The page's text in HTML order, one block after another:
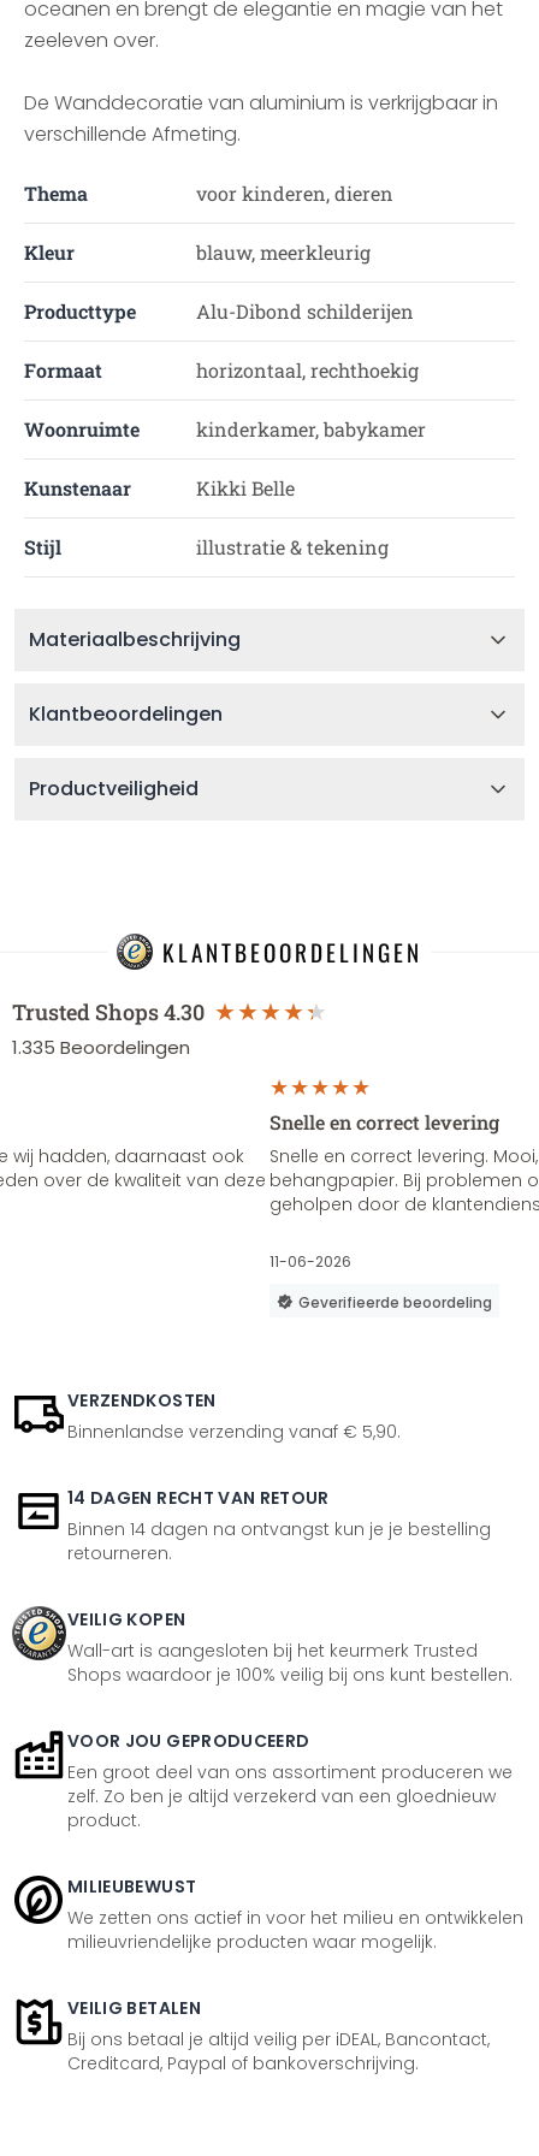
oceanen en brengt de elegantie en magie van het
zeeleven over.
De Wanddecoratie van aluminium is verkrijgbaar in
verschillende Afmeting.
Thema voor kinderen, dieren
Kleur blauw, meerkleurig
Producttype Alu-Dibond schilderijen
Formaat horizontaal, rechthoekig
Woonruimte kinderkamer, babykamer
Kunstenaar Kikki Belle
Stijl illustratie & tekening
Materiaalbeschrijving
Klantbeoordelingen
Productveiligheid
KLANTBEOORDELINGEN
Trusted Shops4.30
1.335 Beoordelingen
wij hadden, daarnaast ook
over de kwaliteit van deze
Snelle en correct levering
Snelle en correct levering.
behangpapier. Bij problemen
geholpen door de
11-06-2026
Geverifieerde beoordeling
VERZENDKOSTEN
Binnenlandse verzending vanaf € 5,90.
14 DAGEN RECHT VAN RETOUR
Binnen 14 dagen na ontvangst kun je je bestelling
retourneren.
VEILIG KOPEN
Wall-art is aangesloten bij het keurmerk Trusted
Shops waardoor je 100% veilig bij ons kunt bestellen.
VOOR JOU GEPRODUCEERD
Een groot deel van ons assortiment produceren we
zelf. Zo ben je altijd verzekerd van een gloednieuw
product.
MILIEUBEWUST
We zetten ons actief in voor het milieu en ontwikkelen
milieuvriendelijke producten waar mogelijk.
VEILIG BETALEN
Bij ons betaal je altijd veilig per iDEAL, Bancontact,
Creditcard, Paypal of bankoverschrijving.